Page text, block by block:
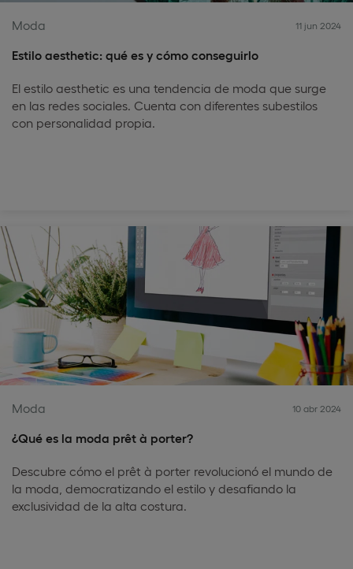
Moda 11 jun 2024
Estilo aesthetic: qué es y cómo conseguirlo
El estilo aesthetic es una tendencia de moda que surge
en las redes sociales. Cuenta con diferentes subestilos
con personalidad propia.
Moda 10 abr 2024
¿Qué es la moda prêt à porter?
Descubre cómo el prêt à porter revolucionó el mundo de
la moda, democratizando el estilo y desafiando la
exclusividad de la alta costura.